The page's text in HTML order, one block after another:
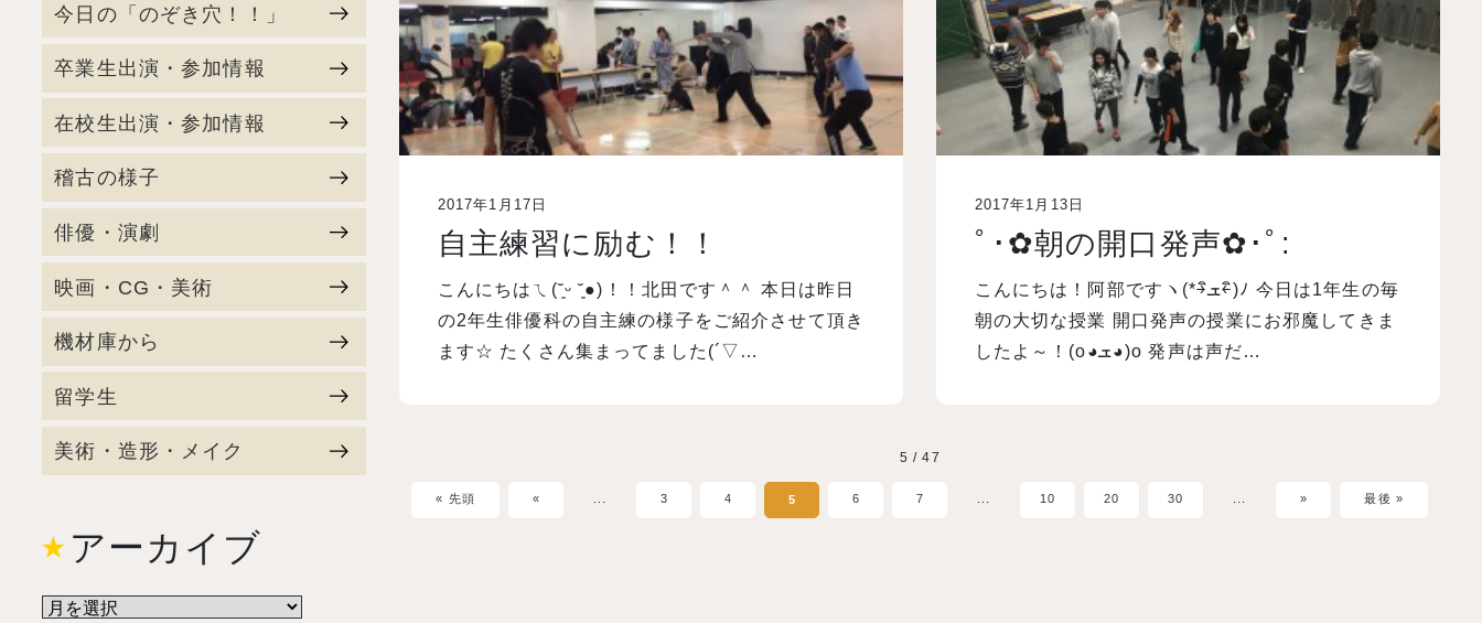
2017年1月17日
自主練習に励む！！
こんにちはㄟ(˘͈ᵕ ˘͈●)！！北田です＾＾ 本日は昨日
の2年生俳優科の自主練の様子をご紹介させて頂き
ます☆ たくさん集まってました(´▽…
2017年1月13日
ﾟ･✿朝の開口発声✿･ﾟ:
こんにちは！阿部ですヽ(*￫ิܫ￩ิ)ﾉ 今日は1年生の毎
朝の大切な授業 開口発声の授業にお邪魔してきま
したよ～！(o◕ܫ◕)o 発声は声だ…
5 / 47
« 先頭 « 3 4 5 6 7 10 20 30 » 最後 »
今日の「のぞき穴！！」
卒業生出演・参加情報
在校生出演・参加情報
稽古の様子
俳優・演劇
映画・CG・美術
機材庫から
留学生
美術・造形・メイク
アーカイブ